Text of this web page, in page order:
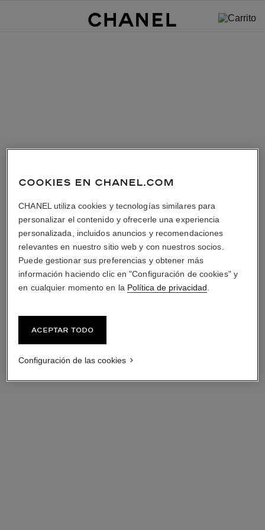
COOKIES EN CHANEL.COM
CHANEL utiliza cookies y tecnologías similares para
personalizar el contenido y ofrecerle una experiencia
personalizada, incluidos anuncios y recomendaciones
relevantes en nuestro sitio web y con nuestros socios.
Puede gestionar sus preferencias y obtener más
información haciendo clic en "Configuración de cookies" y
en cualquier momento en la Política de privacidad
Aceptar todo
Configuración de las cookies